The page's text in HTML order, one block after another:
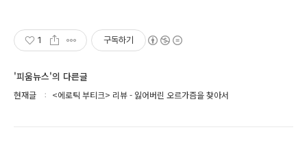
1 구독하기
'피움뉴스'의 다른글
현재글 <에로틱 부티크> 리뷰 - 잃어버린 오르가즘을 찾아서